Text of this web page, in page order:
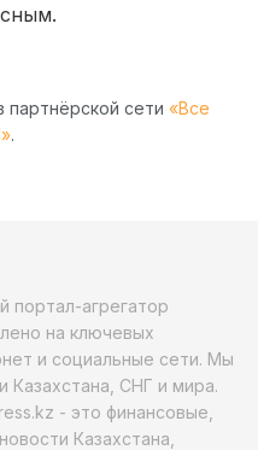
партнёрской сети «Все
.
портал-агрегатор
на ключевых
и социальные сети. Мы
Казахстана, СНГ и мира.
- это финансовые,
Казахстана,